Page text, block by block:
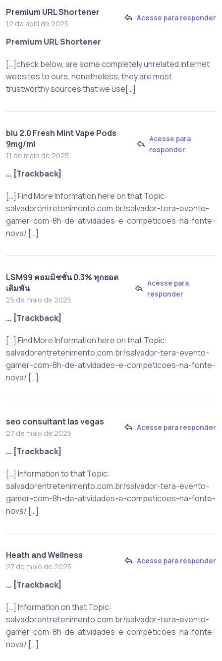
Premium URL Shortener
12 de abril de 2025
Acesse para responder
Premium URL Shortener
[…]check below, are some completely unrelated internet
websites to ours, nonetheless, they are most
trustworthy sources that we use[…]
blu 2.0 Fresh Mint Vape Pods
9mg/ml
11 de maio de 2025
Acesse para
responder
… [Trackback]
[…] Find More Information here on that Topic:
salvadorentretenimento.com.br/salvador-tera-evento-
gamer-com-8h-de-atividades-e-competicoes-na-fonte-
nova/ […]
LSM99 คอมมิชชั่น 0.3% ทุกยอด
เดิมพัน
25 de maio de 2025
Acesse para
responder
… [Trackback]
[…] Find More Information here on that Topic:
salvadorentretenimento.com.br/salvador-tera-evento-
gamer-com-8h-de-atividades-e-competicoes-na-fonte-
nova/ […]
seo consultant las vegas
27 de maio de 2025
Acesse para responder
… [Trackback]
[…] Information to that Topic:
salvadorentretenimento.com.br/salvador-tera-evento-
gamer-com-8h-de-atividades-e-competicoes-na-fonte-
nova/ […]
Heath and Wellness
27 de maio de 2025
Acesse para responder
… [Trackback]
[…] Information on that Topic:
salvadorentretenimento.com.br/salvador-tera-evento-
gamer-com-8h-de-atividades-e-competicoes-na-fonte-
nova/ […]